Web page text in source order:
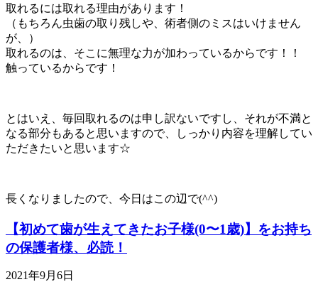
取れるには取れる理由があります！
（もちろん虫歯の取り残しや、術者側のミスはいけません
が、）
取れるのは、そこに無理な力が加わっているからです！！
触っているからです！
とはいえ、毎回取れるのは申し訳ないですし、それが不満と
なる部分もあると思いますので、しっかり内容を理解してい
ただきたいと思います☆
長くなりましたので、今日はこの辺で(^^)
【初めて歯が生えてきたお子様(0〜1歳)】をお持ち
の保護者様、必読！
2021年9月6日